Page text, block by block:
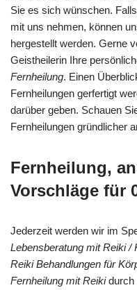
Sie es sich wünschen.
mit uns nehmen, können
hergestellt werden. Gerne
Geistheilerin Ihre
Fernheilung. Einen
Fernheilungen gerfertigt
darüber geben. Schauen
Fernheilungen gründlicher
Fernheilung,
Vorschläge für
Jederzeit werden wir im
Lebensberatung mit Reiki /
Reiki Behandlungen für
Fernheilung mit Reikidurch